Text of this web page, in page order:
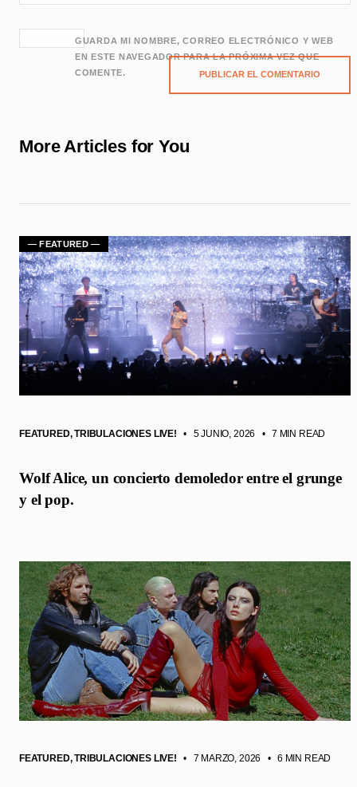
GUARDA MI NOMBRE, CORREO ELECTRÓNICO Y WEB
EN ESTE NAVEGADOR PARA LA PRÓXIMA VEZ QUE
COMENTE.
More Articles for You
FEATURED,TRIBULACIONES LIVE! • 5 JUNIO, 2026 • 7 MIN READ
Wolf Alice, un concierto demoledor entre el grunge
y el pop.
— FEATURED —
FEATURED,TRIBULACIONES LIVE! • 7 MARZO, 2026 • 6 MIN READ